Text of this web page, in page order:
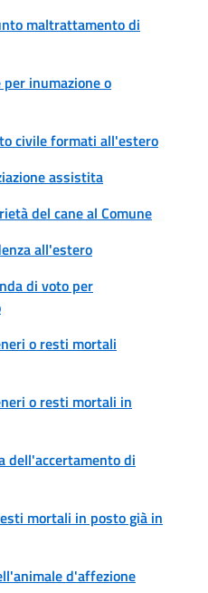
maltrattamento di
inumazione o
civile formati all'estero
assistita
del cane al Comune
all'estero
di voto per
o resti mortali
o resti mortali in
dell'accertamento di
mortali in posto già in
d'affezione